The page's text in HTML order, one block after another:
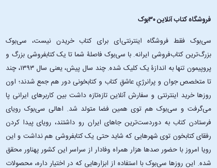
فروشگاه کتاب آنلاین ۳۰بوک
سی‌بوک فقط فروشگاه اینترنتی‌ای برای کتاب خریدن نیست، سی‌بوک
بزرگ‌ترین کتاب‌فروشی ایرانه. با سی‌بوک فاصلۀ شما تا یک کتابفروشی بزرگ و
پروپیمون تنها به اندازۀ یک کلیک شده. چند سال پیش، یعنی سال ۱۳۹۳، چند
تا متخصص جوان و پرانرژیِ عاشقِ کتاب و کتابخونی دور هم جمع شدند؛ اون‌
روزها خرید اینترنتی و سفارش آنلاین تازه‌تازه داشت بین کاربرهای ایرانی پا
می‌گرفت و سی‌بوک هم توی همین فضا متولد شد. اهالی سی‌بوک رویای
فرستادن کتاب به دوردست‌ترین جاهای ایران رو داشتند، رویای پیدا کردن
رفقای کتابخون توی شهرهایی که شاید حتی یک کتابفروشی هم نداشت و این
رویا امروز با حضور صدها هزار همراه وفادار از سراسر این کشور پهناور محقق
شده. این ‌روزها سی‌بوک با استفاده از ابزارهایی که در اختیار داره، محصولات